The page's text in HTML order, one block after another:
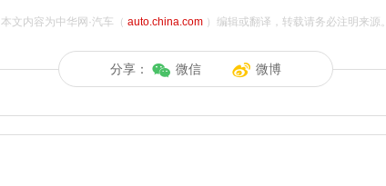
本文内容为中华网·汽车（ auto.china.com）编辑或翻译，转载请务必注明来源。
分享： 微信 微博